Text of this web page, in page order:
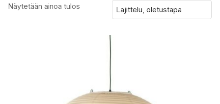
Näytetään ainoa tulos